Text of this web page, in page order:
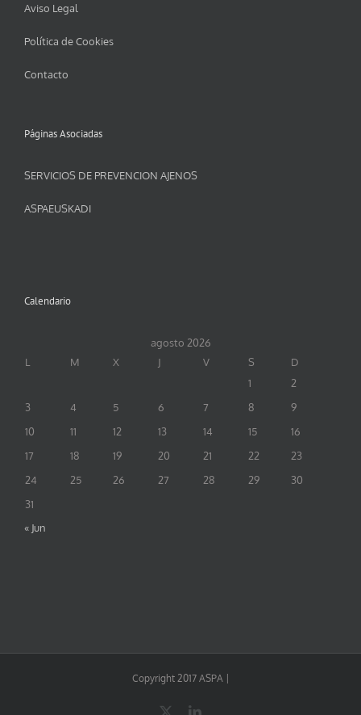
Aviso Legal
Política de Cookies
Contacto
Páginas Asociadas
SERVICIOS DE PREVENCION AJENOS
ASPAEUSKADI
Calendario
agosto 2026
L
M X J V S
D
1
2
3
4 5 6 7 8
9
10
11 12 13 14 15
16
17
18 19 20 21 22
23
24
25 26 27 28 29
30
31
« Jun
Copyright 2017 ASPA |
LinkedIn